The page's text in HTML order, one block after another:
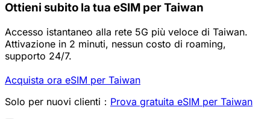
Ottieni subito la tua eSIM per Taiwan
Accesso istantaneo alla rete 5G più veloce di Taiwan.
Attivazione in 2 minuti, nessun costo di roaming,
supporto 24/7.
Acquista ora eSIM per Taiwan
Solo per nuovi clienti： Prova gratuita eSIM per Taiwan